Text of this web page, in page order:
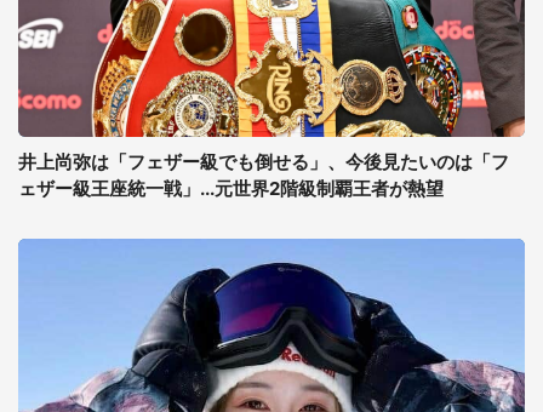
井上尚弥は「フェザー級でも倒せる」、今後見たいのは「フ
ェザー級王座統一戦」...元世界2階級制覇王者が熱望